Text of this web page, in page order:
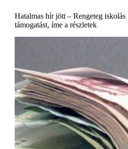
Hatalmas hír jött – Rengeteg
támogatást, íme a részletek